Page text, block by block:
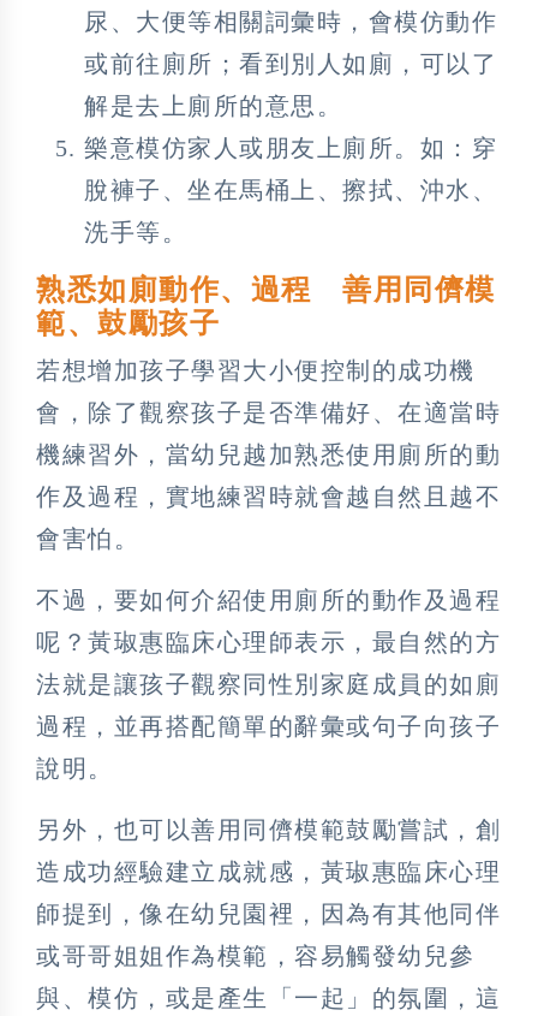
尿、大便等相關詞彙時，會模仿動作
或前往廁所；看到別人如廁，可以了
解是去上廁所的意思。
樂意模仿家人或朋友上廁所。如：穿
脫褲子、坐在馬桶上、擦拭、沖水、
洗手等。
熟悉如廁動作、過程 善用同儕模
範、鼓勵孩子
若想增加孩子學習大小便控制的成功機
會，除了觀察孩子是否準備好、在適當時
機練習外，當幼兒越加熟悉使用廁所的動
作及過程，實地練習時就會越自然且越不
會害怕。
不過，要如何介紹使用廁所的動作及過程
呢？黃琡惠臨床心理師表示，最自然的方
法就是讓孩子觀察同性別家庭成員的如廁
過程，並再搭配簡單的辭彙或句子向孩子
說明。
另外，也可以善用同儕模範鼓勵嘗試，創
造成功經驗建立成就感，黃琡惠臨床心理
師提到，像在幼兒園裡，因為有其他同伴
或哥哥姐姐作為模範，容易觸發幼兒參
與、模仿，或是產生「一起」的氛圍，這